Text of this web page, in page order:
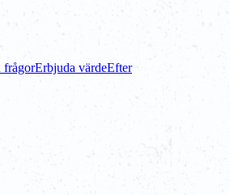
frågorErbjuda värdeEfter